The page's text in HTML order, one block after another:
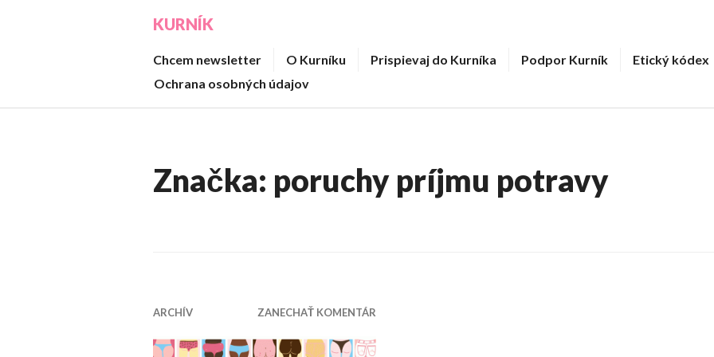
KURNÍK
Chcem newsletter O Kurníku Prispievaj do Kurníka Podpor Kurník
Etický kódex
Ochrana osobných údajov
Značka: poruchy príjmu potravy
ARCHÍV ZANECHAŤ KOMENTÁR